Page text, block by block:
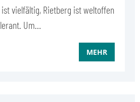
vielfältig, Rietberg ist weltoffen
Um…
MEHR